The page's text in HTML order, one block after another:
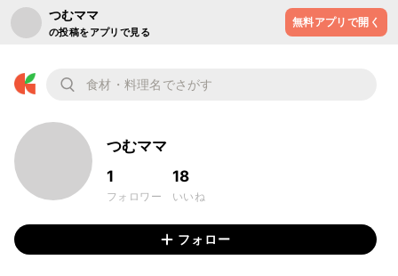
つむママ
の投稿をアプリで見る
無料アプリで開く
つむママ
1
フォロワー
18
いいね
フォロー